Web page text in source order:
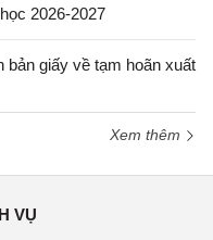
2026-2027
bản giấy về tạm hoãn xuất
Xem thêm
VỤ